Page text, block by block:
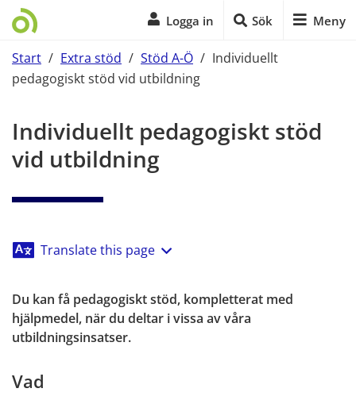
Logga in Sök Meny
Start / Extra stöd / Stöd A-Ö / Individuellt
pedagogiskt stöd vid utbildning
Individuellt pedagogiskt stöd
vid utbildning
Translate this page
Du kan få pedagogiskt stöd, kompletterat med
hjälpmedel, när du deltar i vissa av våra
utbildningsinsatser.
Vad